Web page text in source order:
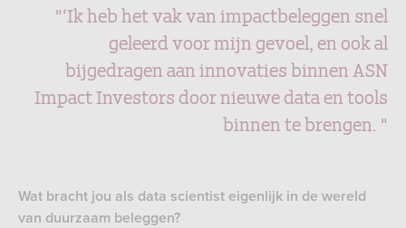
"‘Ik heb het vak van impactbeleggen snel
geleerd voor mijn gevoel, en ook al
bijgedragen aan innovaties binnen ASN
Impact Investors door nieuwe data en tools
binnen te brengen. "
Wat bracht jou als data scientist eigenlijk in de wereld
van duurzaam beleggen?